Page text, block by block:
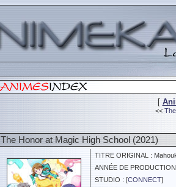
[
<<
The Honor at Magic High School (2021)
TITRE ORIGINAL :
ANNÉE DE
STUDIO : [CONNECT]